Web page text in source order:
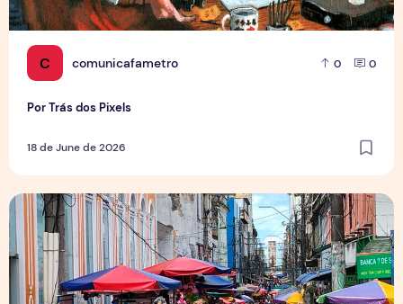
C comunicafametro 0 0
Por Trás dos Pixels
18 de June de 2026
Copa aquece vendas em setores específicos, mas não